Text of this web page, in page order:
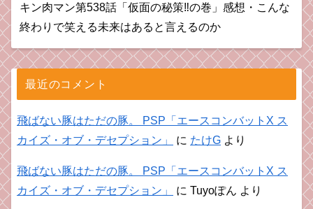
キン肉マン第538話「仮面の秘策‼︎の巻」感想・こんな
終わりで笑える未来はあると言えるのか
最近のコメント
飛ばない豚はただの豚。 PSP「エースコンバットX ス
カイズ・オブ・デセプション」
に たけG より
飛ばない豚はただの豚。 PSP「エースコンバットX ス
カイズ・オブ・デセプション」
に Tuyoぽん より